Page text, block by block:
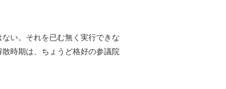
い。それを已む無く実行できな
時期は、ちょうど格好の参議院